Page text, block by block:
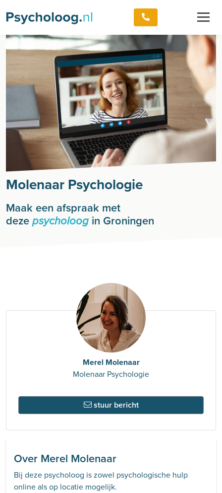
Molenaar Psychologie
Maak een afspraak met
deze psycholoog in Groningen
Merel Molenaar
Molenaar Psychologie
stuur bericht
Over Merel Molenaar
Bij deze psycholoog is zowel psychologische hulp
online als op locatie mogelijk.